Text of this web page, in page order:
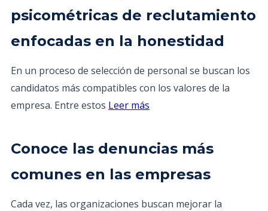
psicométricas de reclutamiento
enfocadas en la honestidad
En un proceso de selección de personal se buscan los
candidatos más compatibles con los valores de la
empresa. Entre estos Leer más
Conoce las denuncias más
comunes en las empresas
Cada vez, las organizaciones buscan mejorar la